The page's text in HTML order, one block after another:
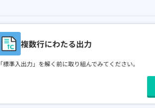
複数行にわたる出力
「標準入出力」を解く前に取り組んでみてください。